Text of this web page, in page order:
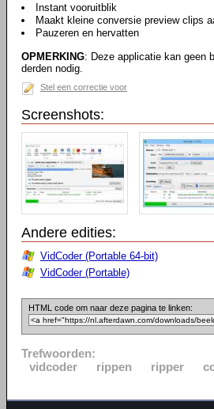
Instant vooruitblik
Maakt kleine conversie preview clips
Pauzeren en hervatten
OPMERKING: Deze applicatie kan geen
derden nodig.
Stel een correctie voor
Screenshots:
Andere edities:
VidCoder (Portable 64-bit)
VidCoder (Portable)
HTML code om naar deze pagina te linken:
Trefwoorden:
vidcoder
rippen ripper